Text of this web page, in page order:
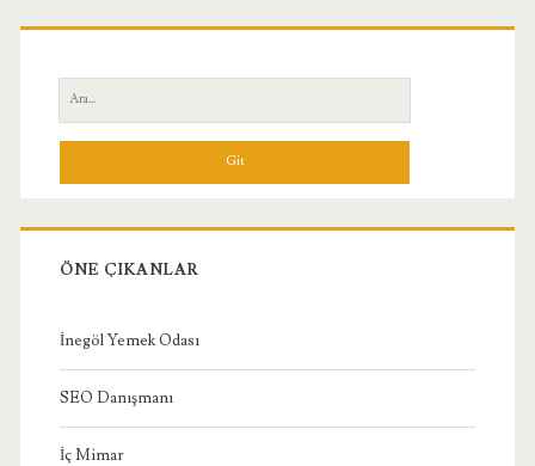
Birincil
Yan
Menü
Ara:
ÖNE ÇIKANLAR
İnegöl Yemek Odası
SEO Danışmanı
İç Mimar